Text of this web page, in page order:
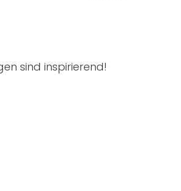
sind inspirierend!